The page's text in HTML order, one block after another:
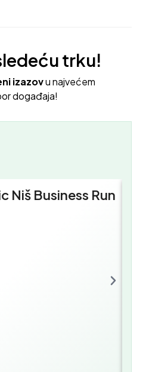
trku!
izazovu najvećem
događaja!
Niš Business Run